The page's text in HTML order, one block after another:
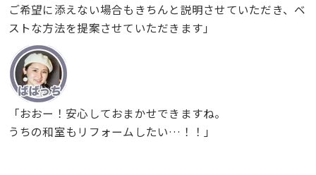
ご希望に添えない場合もきちんと説明させていただき、ベ
ストな方法を提案させていただきます」
「おおー！安心しておまかせできますね。
うちの和室もリフォームしたい…！！」